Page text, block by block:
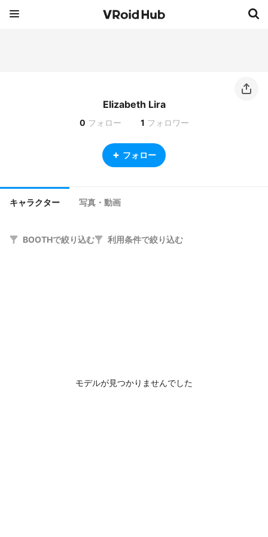
Elizabeth Lira
0 フォロー 1 フォロワー
フォロー
キャラクター 写真・動画
BOOTHで絞り込む 利用条件で絞り込む
モデルが見つかりませんでした